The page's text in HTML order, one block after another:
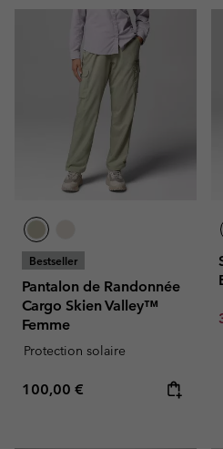
Bestseller
Pantalon de Randonnée
Cargo Skien Valley™
Femme
Protection solaire
Regular price:
100,00 €